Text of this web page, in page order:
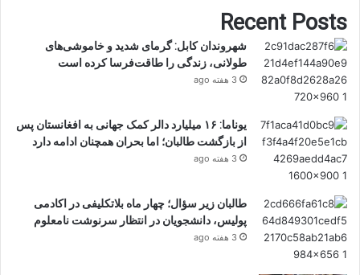
Recent Posts
شهروندان کابل: گرمای شدید و خاموشی‌های
طولانی، زندگی را طاقت‌فرسا کرده است
3 هفته ago
یوناما: ۱۶ میلیارد دالر کمک جهانی به افغانستان پس
از بازگشت طالبان؛ اما بحران همچنان ادامه دارد
3 هفته ago
طالبان زیر سؤال؛ چهار ماه بلاتکلیفی در اکادمی
پولیس، دانشجویان در انتظار سرنوشت نامعلوم
3 هفته ago